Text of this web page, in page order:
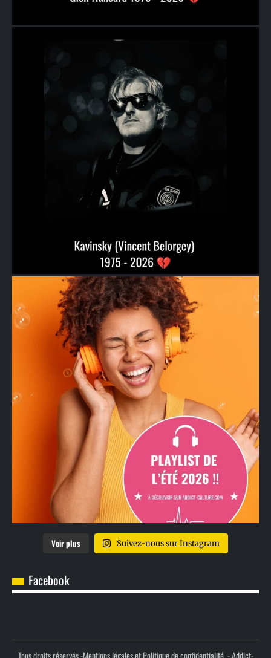
Voir plus Suivez-nous sur Instagram
Facebook
Tous droits réservés -Mentions légales et Politique de confidentialité. - Addict-